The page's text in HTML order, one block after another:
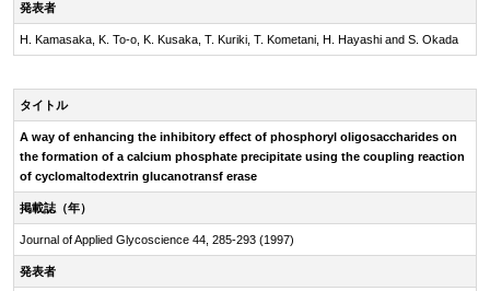
発表者
H. Kamasaka, K. To-o, K. Kusaka, T. Kuriki, T. Kometani, H. Hayashi and S. Okada
タイトル
A way of enhancing the inhibitory effect of phosphoryl oligosaccharides on
the formation of a calcium phosphate precipitate using the coupling reaction
of cyclomaltodextrin glucanotransf erase
掲載誌（年）
Journal of Applied Glycoscience 44, 285-293 (1997)
発表者